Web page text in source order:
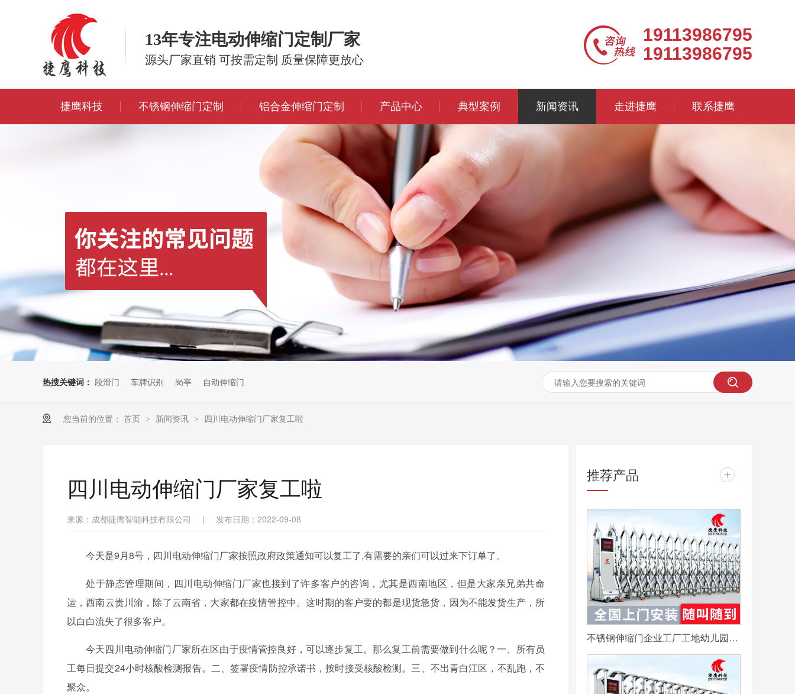
13年专注电动伸缩门定制厂家
源头厂家直销 可按需定制 质量保障更放心
19113986795
19113986795
捷鹰科技 不锈钢伸缩门定制 铝合金伸缩门定制 产品中心 典型案例 新闻资讯 走进捷鹰 联系捷鹰
热搜关键词： 段滑门 车牌识别 岗亭 自动伸缩门
您当前的位置： 首页 > 新闻资讯 > 四川电动伸缩门厂家复工啦
四川电动伸缩门厂家复工啦
来源：成都捷鹰智能科技有限公司 | 发布日期：2022-09-08
今天是9月8号，四川电动伸缩门厂家按照政府政策通知可以复工了,有需要的亲们可以过来下订单了。
处于静态管理期间，四川电动伸缩门厂家也接到了许多客户的咨询，尤其是西南地区，但是大家亲兄弟共命
运，西南云贵川渝，除了云南省，大家都在疫情管控中。这时期的客户要的都是现货急货，因为不能发货生产，所
以白白流失了很多客户。
今天四川电动伸缩门厂家所在区由于疫情管控良好，可以逐步复工。那么复工前需要做到什么呢？一、所有员
工每日提交24小时核酸检测报告。二、签署疫情防控承诺书，按时接受核酸检测。三、不出青白江区，不乱跑，不
聚众。
推荐产品 +
不锈钢伸缩门企业工厂工地幼儿园电动大门平移自动无轨医院收缩门